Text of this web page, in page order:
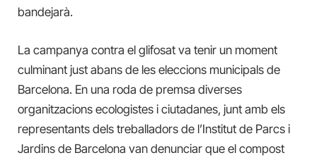
bandejarà.
La campanya contra el glifosat va tenir un moment
culminant just abans de les eleccions municipals de
Barcelona. En una roda de premsa diverses
organitzacions ecologistes i ciutadanes, junt amb els
representants dels treballadors de l’Institut de Parcs i
Jardins de Barcelona van denunciar que el compost